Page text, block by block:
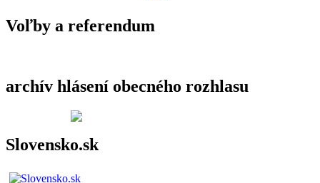
Voľby a referendum
archív hlásení obecného rozhlasu
Slovensko.sk